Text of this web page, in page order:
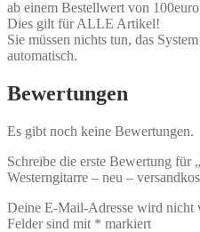
ab einem Bestellwert von
Dies gilt für ALLE Artikel!
Sie müssen nichts tun, das
automatisch.
Bewertungen
Es gibt noch keine Bewertungen.
Schreibe die erste Bewertung
Westerngitarre – neu –
Deine E-Mail-Adresse wird nicht
Felder sind mit * markiert